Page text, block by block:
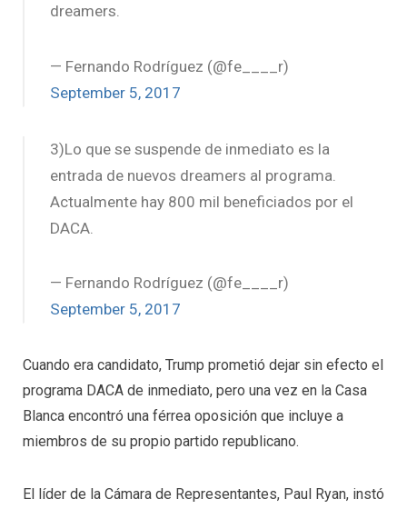
dreamers.
— Fernando Rodríguez (@fe____r)
September 5, 2017
3)Lo que se suspende de inmediato es la
entrada de nuevos dreamers al programa.
Actualmente hay 800 mil beneficiados por el
DACA.
— Fernando Rodríguez (@fe____r)
September 5, 2017
Cuando era candidato, Trump prometió dejar sin efecto el
programa DACA de inmediato, pero una vez en la Casa
Blanca encontró una férrea oposición que incluye a
miembros de su propio partido republicano.
El líder de la Cámara de Representantes, Paul Ryan, instó